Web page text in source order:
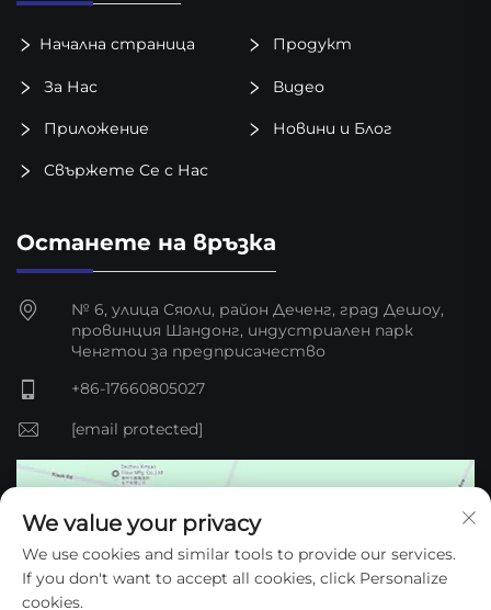
Начална страница Продукт
За Нас Видео
Приложение Новини и Блог
Свържете Се с Нас
Останете на връзка
№ 6, улица Сяоли, район Деченг, град Дешоу,
провинция Шандонг, индустриален парк
Ченгтou за предприсачество
+86-17660805027
[email protected]
We value your privacy
We use cookies and similar tools to provide our services.
If you don't want to accept all cookies, click Personalize
cookies.